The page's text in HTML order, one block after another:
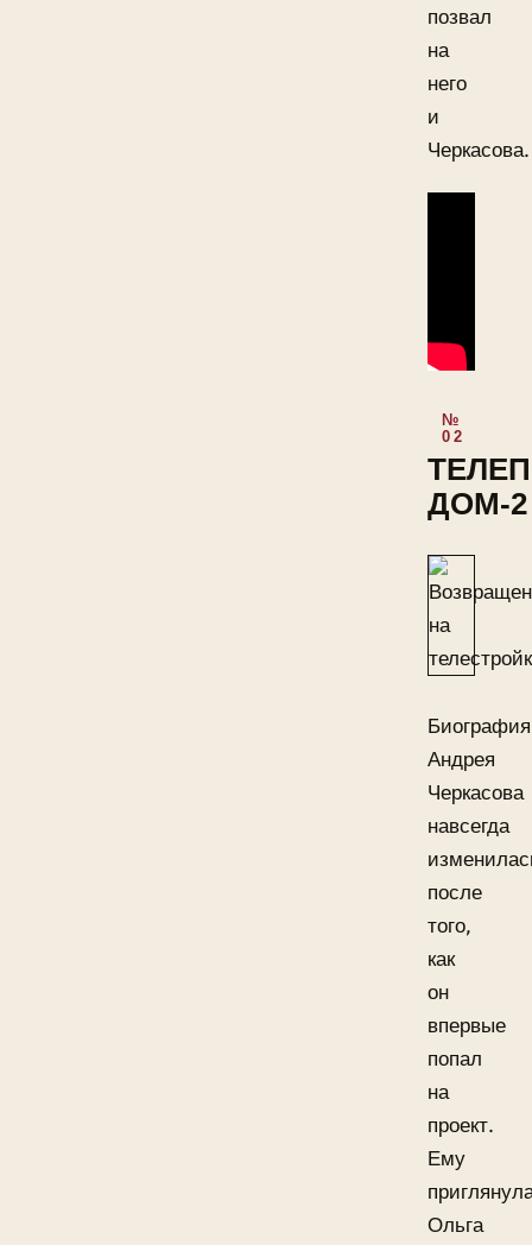
позвал
на
него
и
Черкасова.
ДОМ-2
Биография
Андрея
Черкасова
навсегда
после
того,
как
он
впервые
попал
на
проект.
Ему
Ольга